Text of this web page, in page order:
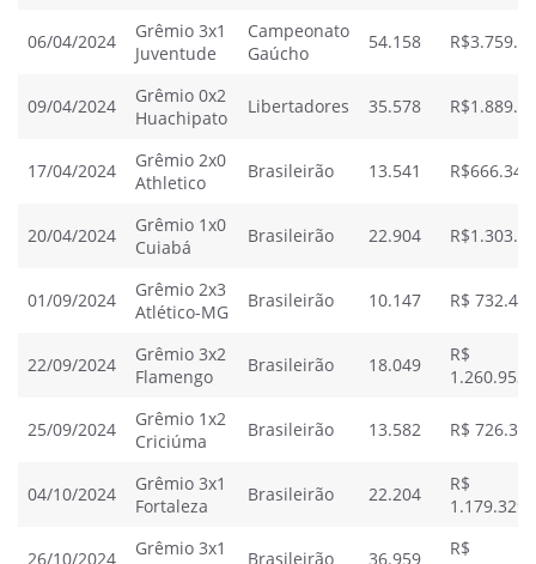
06/04/2024
Grêmio 3x1
Juventude
Campeonato
Gaúcho
54.158
09/04/2024
Grêmio 0x2
Huachipato
Libertadores 35.578
17/04/2024
Grêmio 2x0
Athletico
Brasileirão 13.541
20/04/2024
Grêmio 1x0
Cuiabá
Brasileirão 22.904
01/09/2024
Grêmio 2x3
Atlético-MG
Brasileirão 10.147 R$
22/09/2024
Grêmio 3x2
Flamengo
Brasileirão 18.049
R$
25/09/2024
Grêmio 1x2
Criciúma
Brasileirão 13.582 R$
04/10/2024
Grêmio 3x1
Fortaleza
Brasileirão 22.204
R$
26/10/2024
Grêmio 3x1
Brasileirão 36.959
R$